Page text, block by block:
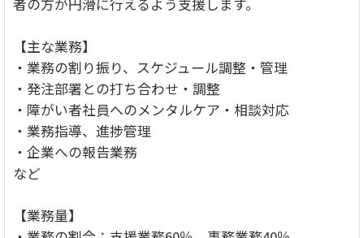
【主な業務】
・業務の割り振り、スケジュール調整・管理
・発注部署との打ち合わせ・調整
・障がい者社員へのメンタルケア・相談対応
・業務指導、進捗管理
・企業への報告業務
など
【業務量】